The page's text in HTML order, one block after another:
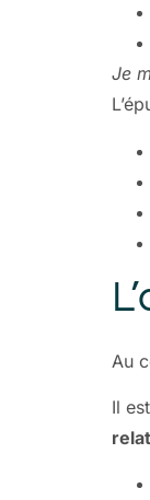
Je
Au
Il